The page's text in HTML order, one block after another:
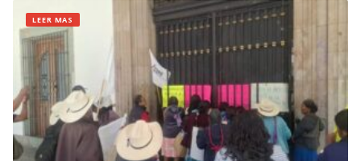
LEER MAS